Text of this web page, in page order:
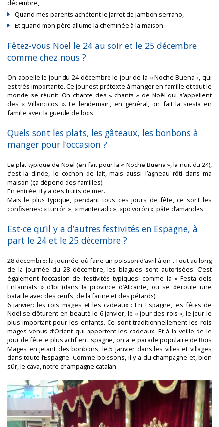
décembre,
Quand mes parents achètent le jarret de jambon serrano,
Et quand mon père allume la cheminée à la maison.
Fêtez-vous Noël le 24 au soir et le 25 décembre
comme chez nous ?
On appelle le jour du 24 décembre le jour de la « Noche Buena », qui
est très importante. Ce jour est prétexte à manger en famille et tout le
monde se réunit. On chante des « chants » de Noël qui s’appellent
des « Villancicos ». Le lendemain, en général, on fait la siesta en
famille avec la gueule de bois.
Quels sont les plats, les gâteaux, les bonbons à
manger pour l’occasion ?
Le plat typique de Noël (en fait pour la « Noche Buena », la nuit du 24),
c’est la dinde, le cochon de lait, mais aussi l’agneau rôti dans ma
maison (ça dépend des familles).
En entrée, il y a des fruits de mer.
Mais le plus typique, pendant tous ces jours de fête, ce sont les
confiseries: « turrón », « mantecado », «polvorón », pâte d’amandes.
Est-ce qu’il y a d’autres festivités en Espagne, à
part le 24 et le 25 décembre ?
28 décembre: la journée où faire un poisson d’avril à qn . Tout au long
de la journée du 28 décembre, les blagues sont autorisées. C’est
également l’occasion de festivités typiques: comme la « Festa dels
Enfarinats » d’Ibi (dans la province d’Alicante, où se déroule une
bataille avec des œufs, de la farine et des pétards).
6 janvier: les rois mages et les cadeaux : En Espagne, les fêtes de
Noël se clôturent en beauté le 6 janvier, le « jour des rois », le jour le
plus important pour les enfants. Ce sont traditionnellement les rois
mages venus d’Orient qui apportent les cadeaux. Et à la veille de le
jour de fête le plus actif en Espagne, on a le parade populaire de Rois
Mages en jetant des bonbons, le 5 janvier dans les villes et villages
dans toute l’Espagne. Comme boissons, il y a du champagne et, bien
sûr, le cava, notre champagne catalan.